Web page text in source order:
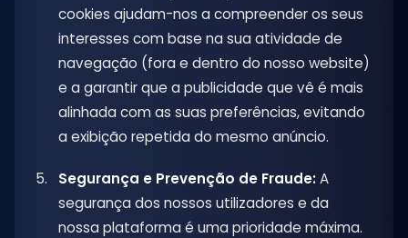
cookies ajudam-nos a compreender os seus
interesses com base na sua atividade de
navegação (fora e dentro do nosso website)
e a garantir que a publicidade que vê é mais
alinhada com as suas preferências, evitando
a exibição repetida do mesmo anúncio.
Segurança e Prevenção de Fraude:A
segurança dos nossos utilizadores e da
nossa plataforma é uma prioridade máxima.